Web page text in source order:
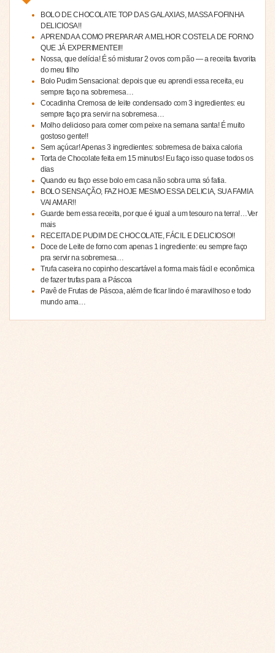
BOLO DE CHOCOLATE TOP DAS GALAXIAS, MASSA FOFINHA
DELICIOSA!!
APRENDA A COMO PREPARAR A MELHOR COSTELA DE FORNO
QUE JÁ EXPERIMENTEI!!
Nossa, que delícia! É só misturar 2 ovos com pão — a receita favorita
do meu filho
Bolo Pudim Sensacional: depois que eu aprendi essa receita, eu
sempre faço na sobremesa…
Cocadinha Cremosa de leite condensado com 3 ingredientes: eu
sempre faço pra servir na sobremesa…
Molho delicioso para comer com peixe na semana santa! É muito
gostoso gente!!
Sem açúcar! Apenas 3 ingredientes: sobremesa de baixa caloria
Torta de Chocolate feita em 15 minutos! Eu faço isso quase todos os
dias
Quando eu faço esse bolo em casa não sobra uma só fatia.
BOLO SENSAÇÃO, FAZ HOJE MESMO ESSA DELICIA, SUA FAMIA
VAI AMAR!!
Guarde bem essa receita, por que é igual a um tesouro na terra!…Ver
mais
RECEITA DE PUDIM DE CHOCOLATE, FÁCIL E DELICIOSO!!
Doce de Leite de forno com apenas 1 ingrediente: eu sempre faço
pra servir na sobremesa…
Trufa caseira no copinho descartável a forma mais fácil e econômica
de fazer trufas para a Páscoa
Pavê de Frutas de Páscoa, além de ficar lindo é maravilhoso e todo
mundo ama…